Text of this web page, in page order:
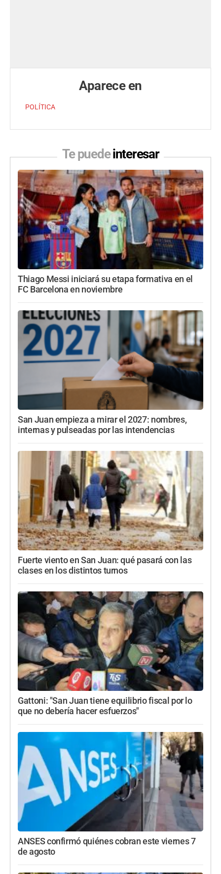
Aparece en
POLÍTICA
Te puedeinteresar
Thiago Messi iniciará su etapa formativa en el
FC Barcelona en noviembre
San Juan empieza a mirar el 2027: nombres,
internas y pulseadas por las intendencias
Fuerte viento en San Juan: qué pasará con las
clases en los distintos turnos
Gattoni: "San Juan tiene equilibrio fiscal por lo
que no debería hacer esfuerzos"
ANSES confirmó quiénes cobran este viernes 7
de agosto